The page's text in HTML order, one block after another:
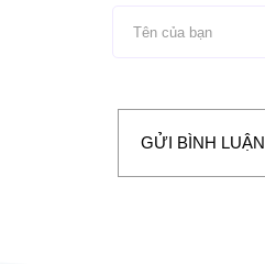
GỬI BÌNH LUẬN